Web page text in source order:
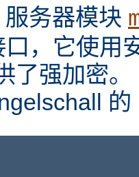
务器模块
口，它使用
了强加密